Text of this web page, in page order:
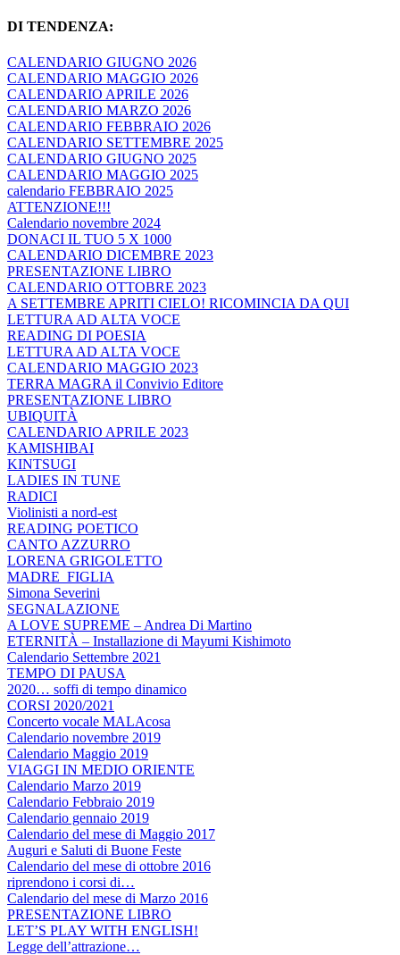
DI TENDENZA:
CALENDARIO GIUGNO 2026
CALENDARIO MAGGIO 2026
CALENDARIO APRILE 2026
CALENDARIO MARZO 2026
CALENDARIO FEBBRAIO 2026
CALENDARIO SETTEMBRE 2025
CALENDARIO GIUGNO 2025
CALENDARIO MAGGIO 2025
calendario FEBBRAIO 2025
ATTENZIONE!!!
Calendario novembre 2024
DONACI IL TUO 5 X 1000
CALENDARIO DICEMBRE 2023
PRESENTAZIONE LIBRO
CALENDARIO OTTOBRE 2023
A SETTEMBRE APRITI CIELO! RICOMINCIA DA QUI
LETTURA AD ALTA VOCE
READING DI POESIA
LETTURA AD ALTA VOCE
CALENDARIO MAGGIO 2023
TERRA MAGRA il Convivio Editore
PRESENTAZIONE LIBRO
UBIQUITÀ
CALENDARIO APRILE 2023
KAMISHIBAI
KINTSUGI
LADIES IN TUNE
RADICI
Violinisti a nord-est
READING POETICO
CANTO AZZURRO
LORENA GRIGOLETTO
MADRE_FIGLIA
Simona Severini
SEGNALAZIONE
A LOVE SUPREME – Andrea Di Martino
ETERNITÀ – Installazione di Mayumi Kishimoto
Calendario Settembre 2021
TEMPO DI PAUSA
2020… soffi di tempo dinamico
CORSI 2020/2021
Concerto vocale MALAcosa
Calendario novembre 2019
Calendario Maggio 2019
VIAGGI IN MEDIO ORIENTE
Calendario Marzo 2019
Calendario Febbraio 2019
Calendario gennaio 2019
Calendario del mese di Maggio 2017
Auguri e Saluti di Buone Feste
Calendario del mese di ottobre 2016
riprendono i corsi di…
Calendario del mese di Marzo 2016
PRESENTAZIONE LIBRO
LET’S PLAY WITH ENGLISH!
Legge dell’attrazione…